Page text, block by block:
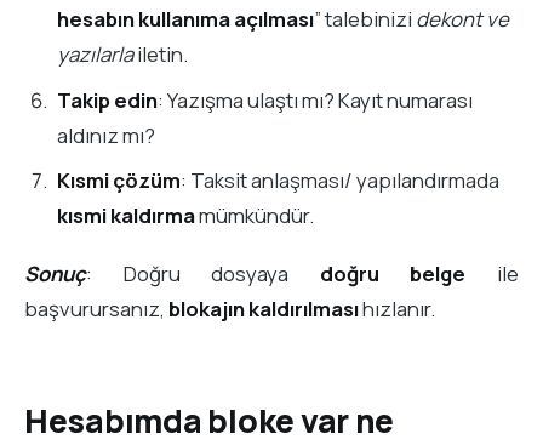
hesabın kullanıma açılması” talebinizi dekont ve
yazılarlailetin.
Takip edin: Yazışma ulaştı mı? Kayıt numarası
aldınız mı?
Kısmi çözüm: Taksit anlaşması/ yapılandırmada
kısmi kaldırmamümkündür.
Sonuç: Doğru dosyaya doğru belge ile
başvurursanız, blokajın kaldırılmasıhızlanır.
Hesabımda bloke var ne